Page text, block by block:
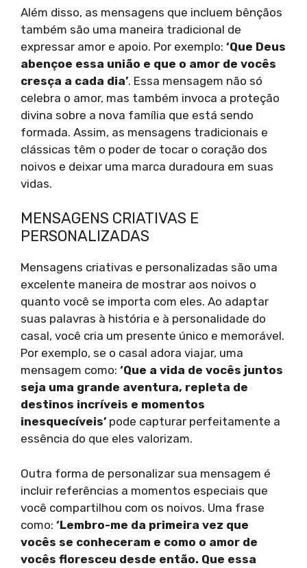
Além disso, as mensagens que incluem bênçãos
também são uma maneira tradicional de
expressar amor e apoio. Por exemplo: ‘Que Deus
abençoe essa união e que o amor de vocês
cresça a cada dia’. Essa mensagem não só
celebra o amor, mas também invoca a proteção
divina sobre a nova família que está sendo
formada. Assim, as mensagens tradicionais e
clássicas têm o poder de tocar o coração dos
noivos e deixar uma marca duradoura em suas
vidas.
MENSAGENS CRIATIVAS E
PERSONALIZADAS
Mensagens criativas e personalizadas são uma
excelente maneira de mostrar aos noivos o
quanto você se importa com eles. Ao adaptar
suas palavras à história e à personalidade do
casal, você cria um presente único e memorável.
Por exemplo, se o casal adora viajar, uma
mensagem como: ‘Que a vida de vocês juntos
seja uma grande aventura, repleta de
destinos incríveis e momentos
inesquecíveis’ pode capturar perfeitamente a
essência do que eles valorizam.
Outra forma de personalizar sua mensagem é
incluir referências a momentos especiais que
você compartilhou com os noivos. Uma frase
como: ‘Lembro-me da primeira vez que
vocês se conheceram e como o amor de
vocês floresceu desde então. Que essa